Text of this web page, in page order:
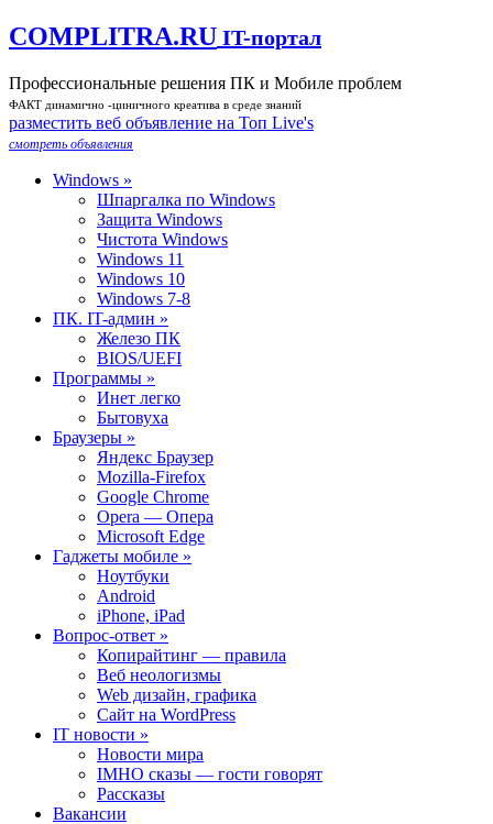
COMPLITRA.RU IT-портал
Профессиональные решения ПК и Мобиле проблем
ФАКТ динамично -циничного креатива в среде знаний
разместить веб объявление на Toп Live's
смотреть объявления
Windows »
Шпаргалка по Windows
Защита Windows
Чистота Windows
Windows 11
Windows 10
Windows 7-8
ПК. IT-админ »
Железо ПК
BIOS/UEFI
Программы »
Инет легко
Бытовуха
Браузеры »
Яндекс Браузер
Mozilla-Firefox
Google Chrome
Opera — Опера
Microsoft Edge
Гаджеты мобиле »
Ноутбуки
Android
iPhone, iPad
Вопрос-ответ »
Копирайтинг — правила
Веб неологизмы
Web дизайн, графика
Сайт на WordPress
IT новости »
Новости мира
IMHO сказы — гости говорят
Рассказы
Вакансии